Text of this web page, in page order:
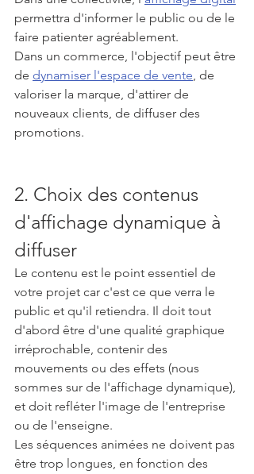
permettra d'informer le public ou de le
faire patienter agréablement.
Dans un commerce, l'objectif peut être
de dynamiser l'espace de vente, de
valoriser la marque, d'attirer de
nouveaux clients, de diffuser des
promotions.
2. Choix des contenus
d'affichage dynamique à
diffuser
Le contenu est le point essentiel de
votre projet car c'est ce que verra le
public et qu'il retiendra. Il doit tout
d'abord être d'une qualité graphique
irréprochable, contenir des
mouvements ou des effets (nous
sommes sur de l'affichage dynamique),
et doit refléter l'image de l'entreprise
ou de l'enseigne.
Les séquences animées ne doivent pas
être trop longues, en fonction des